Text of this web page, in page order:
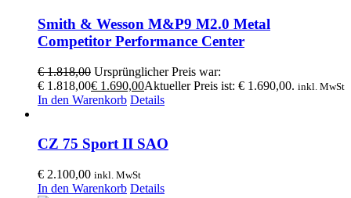
Smith & Wesson M&P9 M2.0 Metal
Competitor Performance Center
€1.818,00 Ursprünglicher Preis war:
€ 1.818,00€ 1.690,00Aktueller Preis ist: € 1.690,00. inkl. MwSt
In den Warenkorb Details
CZ 75 Sport II SAO
€ 2.100,00 inkl. MwSt
In den Warenkorb Details